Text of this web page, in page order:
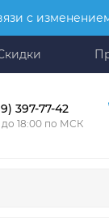
с
397-77-42
до 18:00 по МСК